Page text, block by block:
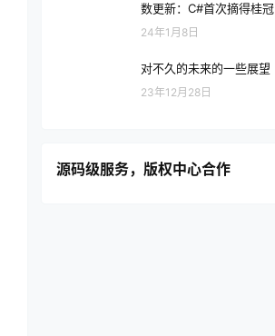
数更新：C#首次摘得桂冠
24年1月8日
对不久的未来的一些展望
23年12月28日
源码级服务，版权中心合作